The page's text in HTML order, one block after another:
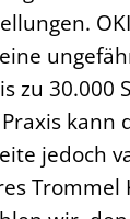
zu 30.000
kann
jedoch
Trommel